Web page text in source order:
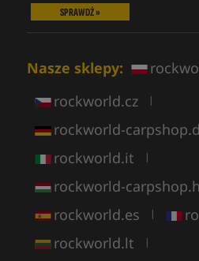
SPRAWDŹ »
Nasze sklepy:
rockworld.cz |
rockworld-
rockworld.it |
rockworld-
rockworld.es |
rockworld.lt |